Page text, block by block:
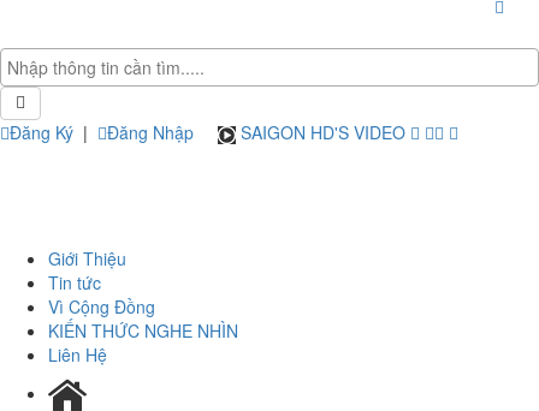
Đăng Ký | Đăng Nhập SAIGON HD'S VIDEO
Giới Thiệu
Tin tức
Vì Cộng Đồng
KIẾN THỨC NGHE NHÌN
Liên Hệ